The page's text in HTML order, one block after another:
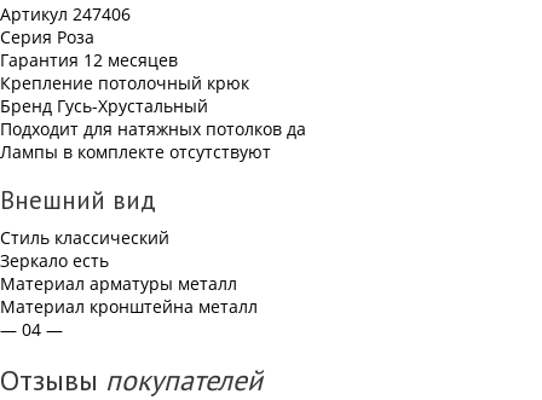
Артикул 247406
Серия Роза
Гарантия 12 месяцев
Крепление потолочный крюк
Бренд Гусь-Хрустальный
Подходит для натяжных потолков да
Лампы в комплекте отсутствуют
Внешний вид
Стиль классический
Зеркало есть
Материал арматуры металл
Материал кронштейна металл
— 04 —
Отзывы покупателей